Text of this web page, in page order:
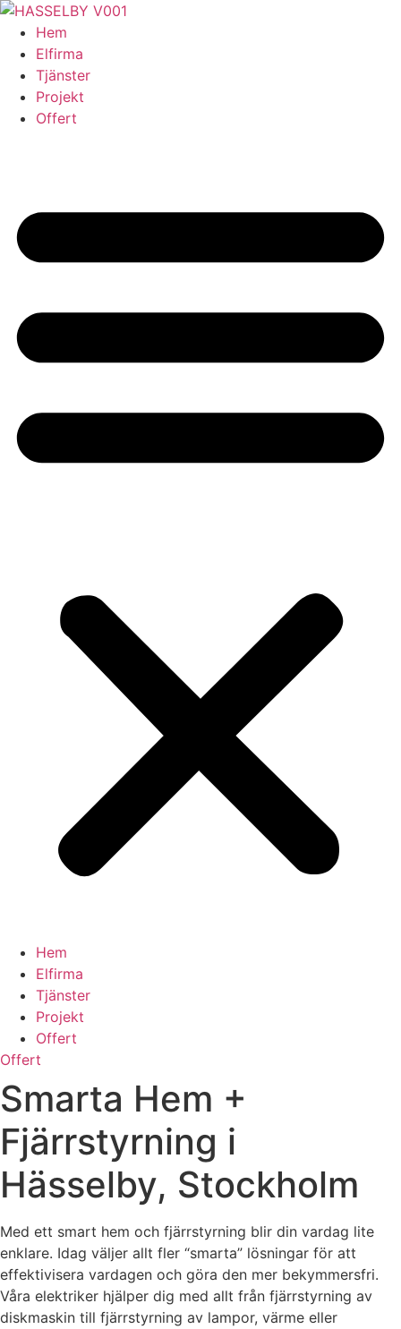
Skip
content
Hem
Elfirma
Tjänster
Projekt
Offert
Hem
Elfirma
Tjänster
Projekt
Offert
Offert
Smarta Hem +
Fjärrstyrning i
Hässelby, Stockholm
Med ett smart hem och fjärrstyrning blir din vardag lite
enklare. Idag väljer allt fler “smarta” lösningar för att
effektivisera vardagen och göra den mer bekymmersfri.
Våra elektriker hjälper dig med allt från fjärrstyrning av
diskmaskin till fjärrstyrning av lampor, värme eller